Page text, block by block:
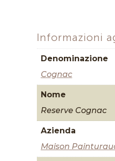
Informazioni
Denominazione
Cognac
Nome
Reserve Cognac
Azienda
Maison